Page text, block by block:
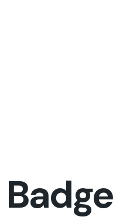
Badge